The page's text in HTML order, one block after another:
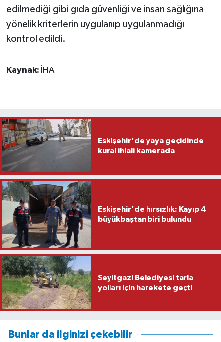
edilmediği gibi gıda güvenliği ve insan sağlığına
yönelik kriterlerin uygulanıp uygulanmadığı
kontrol edildi.
Kaynak: İHA
Eskişehir'de yaya geçidinde
kural ihlali kamerada
Eskişehir'de hırsızlık: Kayıp 4
büyükbaştan biri bulundu
Seyitgazi Belediyesi tarla
yolları için harekete geçti
Bunlar da ilginizi çekebilir